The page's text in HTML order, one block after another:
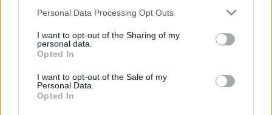
Personal Data Processing Opt Outs
I want to opt-out of the Sharing of my
personal data.
Opted In
I want to opt-out of the Sale of my
Personal Data.
Opted In
në Kosovë
Dyshimet drejtohen te
Ramush Haradinaj